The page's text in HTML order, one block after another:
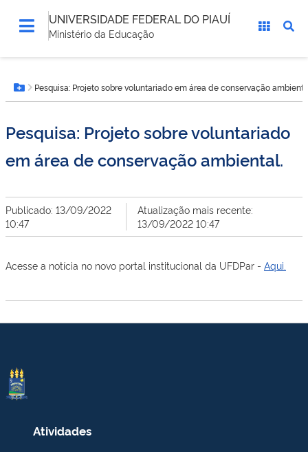
UNIVERSIDADE FEDERAL DO PIAUÍ
Ministério da Educação
está
aqui:Botão Menu
Pesquisa: Projeto sobre voluntariado em área de conservação
Pesquisa: Projeto sobre voluntariado
em área de conservação ambiental.
Publicado: 13/09/2022
10:47
Atualização mais recente:
13/09/2022 10:47
Acesse a notícia no novo portal institucional da UFDPar - Aqui.
Atividades